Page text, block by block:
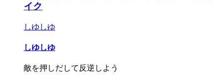
イク
しゆしゆ
しゆしゆ
敵を押しだして反逆しよう